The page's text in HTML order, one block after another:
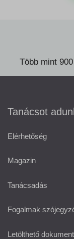
Több mint
Tanácsot
Elérhetőség
Magazin
Tanácsadás
Fogalmak
Letölthető